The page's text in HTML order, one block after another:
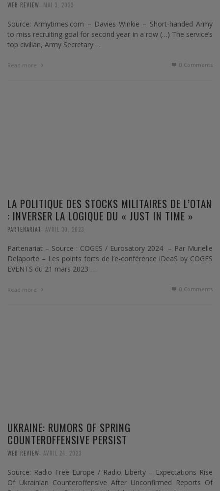
WEB REVIEW MAI 3, 2023
Source: Armytimes.com – Davies Winkie – Short-handed Army
to miss recruiting goal for second year in a row (…) The service’s
top civilian, Army Secretary …
Read more 0 Comments
LA POLITIQUE DES STOCKS MILITAIRES DE L’OTAN
: INVERSER LA LOGIQUE DU « JUST IN TIME »
PARTENARIAT AVRIL 30, 2023
Partenariat – Source : COGES / Eurosatory 2024 – Par Murielle
Delaporte – Les points forts de l’e-conférence iDeaS by COGES
EVENTS du 21 mars 2023 …
Read more 0 Comments
UKRAINE: RUMORS OF SPRING
COUNTEROFFENSIVE PERSIST
WEB REVIEW AVRIL 24, 2023
Source: Radio Free Europe / Radio Liberty – Expectations Rise
Of Ukrainian Counteroffensive After Unconfirmed Reports Of